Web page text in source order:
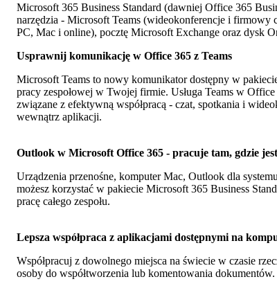
Microsoft 365 Business Standard (dawniej Office 365
narzędzia - Microsoft Teams (wideokonferencje i
PC, Mac i online), pocztę Microsoft Exchange oraz dysk
Usprawnij komunikację w Office 365 z Teams
Microsoft Teams to nowy komunikator dostępny w
pracy zespołowej w Twojej firmie. Usługa Teams w
związane z efektywną współpracą - czat, spotkania i
wewnątrz aplikacji.
Outlook w Microsoft Office 365 - pracuje tam, gdzie
Urządzenia przenośne, komputer Mac, Outlook dla
możesz korzystać w pakiecie Microsoft 365 Business
pracę całego zespołu.
Lepsza współpraca z aplikacjami dostępnymi na
Współpracuj z dowolnego miejsca na świecie w czasie
osoby do współtworzenia lub komentowania